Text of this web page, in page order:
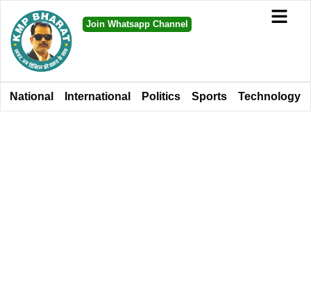
Join Whatsapp Channel
National International Politics Sports Technology